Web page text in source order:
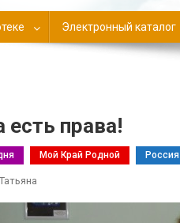
Электронный каталог
есть права!
Мой Край Родной Россия
Татьяна